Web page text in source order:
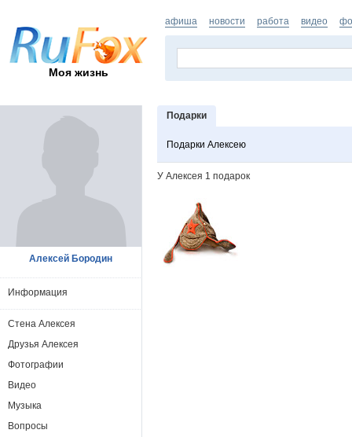
Моя жизнь
афиша новости работа видео
Подарки
Подарки Алексею
У Алексея 1 подарок
Алексей Бородин
Информация
Стена Алексея
Друзья Алексея
Фотографии
Видео
Музыка
Вопросы